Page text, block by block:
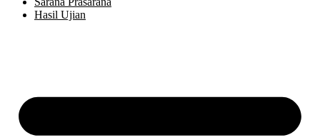
Hasil Ujian